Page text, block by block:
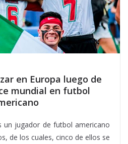
en Europa luego de
mundial en futbol
un jugador de futbol americano
de los cuales, cinco de ellos se